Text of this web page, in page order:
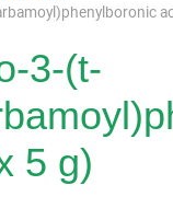
3-(t-
5 g)